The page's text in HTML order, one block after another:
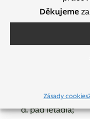
Děkujemeza
Zásady cookies
epidemie,
ohrožující
úkony
nebo jiného
či instituce, ať
přírodní
pád letadla;